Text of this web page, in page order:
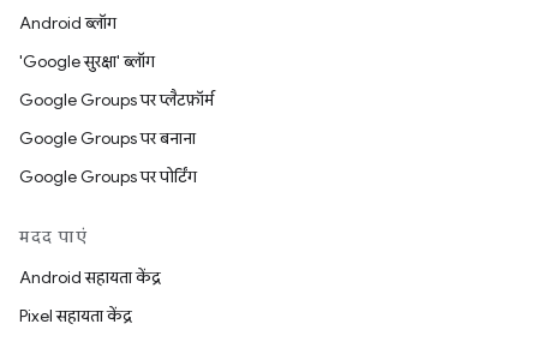
Android ब्लॉग
'Google सुरक्षा' ब्लॉग
Google Groups पर प्लैटफ़ॉर्म
Google Groups पर बनाना
Google Groups पर पोर्टिंग
मदद पाएं
Android सहायता केंद्र
Pixel सहायता केंद्र